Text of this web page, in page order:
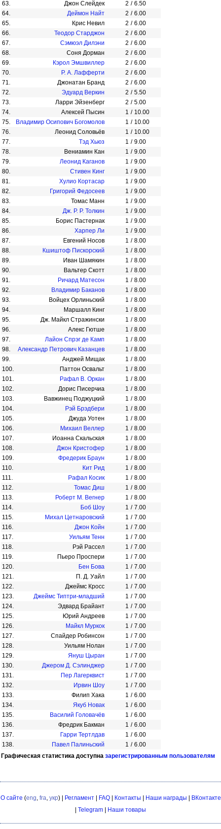
63.
Джон Слейдек 2 / 6.50
64.
Деймон Найт 2 / 6.00
65.
Крис Невил 2 / 6.00
66.
Теодор Старджон 2 / 6.00
67.
Сэмюэл Дилэни 2 / 6.00
68.
Соня Дорман 2 / 6.00
69.
Кэрол Эмшвиллер 2 / 6.00
70.
Р. А. Лафферти 2 / 6.00
71.
Джонатан Бранд 2 / 6.00
72.
Эдуард Веркин 2 / 5.50
73.
Ларри Эйзенберг 2 / 5.00
74.
Алексей Пысин 1 / 10.00
75.
Владимир Осипович Богомолов 1 / 10.00
76.
Леонид Соловьёв 1 / 10.00
77.
Тэд Хьюз 1 / 9.00
78.
Вениамин Кан 1 / 9.00
79.
Леонид Каганов 1 / 9.00
80.
Стивен Кинг 1 / 9.00
81.
Хулио Кортасар 1 / 9.00
82.
Григорий Федосеев 1 / 9.00
83.
Томас Манн 1 / 9.00
84.
Дж. Р. Р. Толкин 1 / 9.00
85.
Борис Пастернак 1 / 9.00
86.
Харпер Ли 1 / 9.00
87.
Евгений Носов 1 / 8.00
88.
Кшиштоф Пискорский 1 / 8.00
89.
Иван Шамякин 1 / 8.00
90.
Вальтер Скотт 1 / 8.00
91.
Ричард Матесон 1 / 8.00
92.
Владимир Баканов 1 / 8.00
93.
Войцех Орлиньский 1 / 8.00
94.
Маршалл Кинг 1 / 8.00
95.
Дж. Майкл Стражински 1 / 8.00
96.
Алекс Гютше 1 / 8.00
97.
Лайон Спрэг де Камп 1 / 8.00
98.
Александр Петрович Казанцев 1 / 8.00
99.
Анджей Мищак 1 / 8.00
100.
Паттон Освальт 1 / 8.00
101.
Рафал В. Оркан 1 / 8.00
102.
Дорис Писерчиа 1 / 8.00
103.
Вавжинец Поджуцкий 1 / 8.00
104.
Рэй Брэдбери 1 / 8.00
105.
Джуда Уотен 1 / 8.00
106.
Михаил Веллер 1 / 8.00
107.
Иоанна Скальская 1 / 8.00
108.
Джон Кристофер 1 / 8.00
109.
Фредерик Браун 1 / 8.00
110.
Кит Рид 1 / 8.00
111.
Рафал Косик 1 / 8.00
112.
Томас Диш 1 / 8.00
113.
Роберт М. Вегнер 1 / 8.00
114.
Боб Шоу 1 / 7.00
115.
Михал Цетнаровский 1 / 7.00
116.
Джон Койн 1 / 7.00
117.
Уильям Тенн 1 / 7.00
118.
Рэй Рассел 1 / 7.00
119.
Пьеро Проспери 1 / 7.00
120.
Бен Бова 1 / 7.00
121.
П. Д. Уайл 1 / 7.00
122.
Джеймс Кросс 1 / 7.00
123.
Джеймс Типтри-младший 1 / 7.00
124.
Эдвард Брайант 1 / 7.00
125.
Юрий Андреев 1 / 7.00
126.
Майкл Муркок 1 / 7.00
127.
Спайдер Робинсон 1 / 7.00
128.
Уильям Нолан 1 / 7.00
129.
Януш Цыран 1 / 7.00
130.
Джером Д. Сэлинджер 1 / 7.00
131.
Пер Лагерквист 1 / 7.00
132.
Ирвин Шоу 1 / 7.00
133.
Филип Хака 1 / 6.00
134.
Якуб Новак 1 / 6.00
135.
Василий Головачёв 1 / 6.00
136.
Фредрик Бакман 1 / 6.00
137.
Гарри Тертлдав 1 / 6.00
138.
Павел Палиньский 1 / 6.00
Графическая статистика доступна зарегистрированным пользователям
О сайте (eng, fra, укр) | Регламент| FAQ| Контакты Наши награды
ВКонтакте
Telegram Наши товары